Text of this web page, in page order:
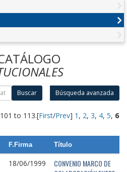
Buscar Búsqueda avanzada
to 113.[First/Prev] 1 , 2, 3, 4, 5, 6
F.Firma Título
18/06/1999
CONVENIO MARCO DE